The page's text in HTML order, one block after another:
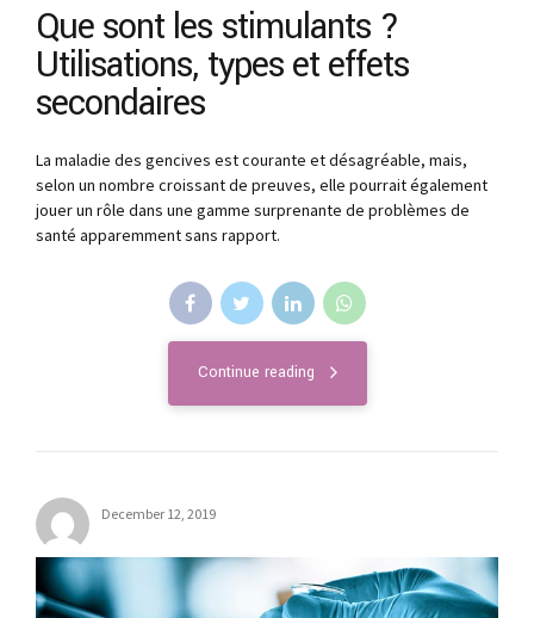
Que sont les stimulants ?
Utilisations, types et effets
secondaires
La maladie des gencives est courante et désagréable, mais,
selon un nombre croissant de preuves, elle pourrait également
jouer un rôle dans une gamme surprenante de problèmes de
santé apparemment sans rapport.
Continue reading
December 12, 2019